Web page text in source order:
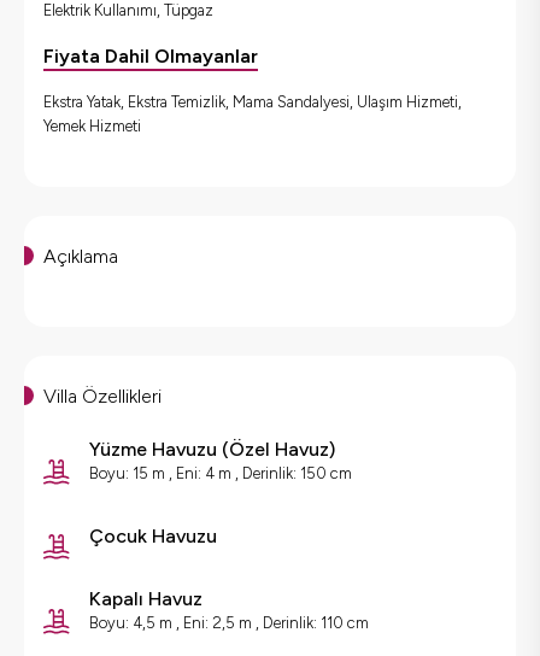
Elektrik Kullanımı, Tüpgaz
Fiyata Dahil Olmayanlar
Ekstra Yatak, Ekstra Temizlik, Mama Sandalyesi, Ulaşım Hizmeti,
Yemek Hizmeti
Açıklama
Villa Özellikleri
Yüzme Havuzu (Özel Havuz)
Boyu: 15 m , Eni: 4 m , Derinlik: 150 cm
Çocuk Havuzu
Kapalı Havuz
Boyu: 4,5 m , Eni: 2,5 m , Derinlik: 110 cm